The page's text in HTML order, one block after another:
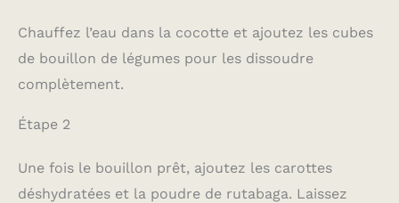
Chauffez l’eau dans la cocotte et ajoutez les cubes
de bouillon de légumes pour les dissoudre
complètement.
Étape 2
Une fois le bouillon prêt, ajoutez les carottes
déshydratées et la poudre de rutabaga. Laissez